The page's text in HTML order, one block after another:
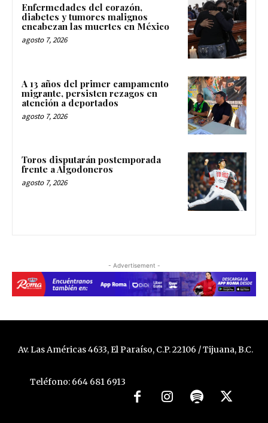
Enfermedades del corazón,
diabetes y tumores malignos
encabezan las muertes en México
agosto 7, 2026
A 13 años del primer campamento
migrante, persisten rezagos en
atención a deportados
agosto 7, 2026
Toros disputarán postemporada
frente a Algodoneros
agosto 7, 2026
- Advertisement -
Av. Las Américas 4633, El Paraíso, C.P. 22106 / Tijuana, B.C.
Teléfono: 664 681 6913